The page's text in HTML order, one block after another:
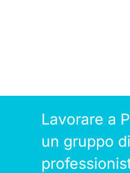
Lavorare a
un gruppo di